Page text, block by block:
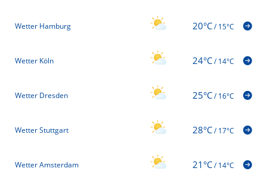
Wetter Hamburg 20°C/15°C
Wetter Köln 24°C/14°C
Wetter Dresden 25°C/16°C
Wetter Stuttgart 28°C/17°C
Wetter Amsterdam 21°C/14°C